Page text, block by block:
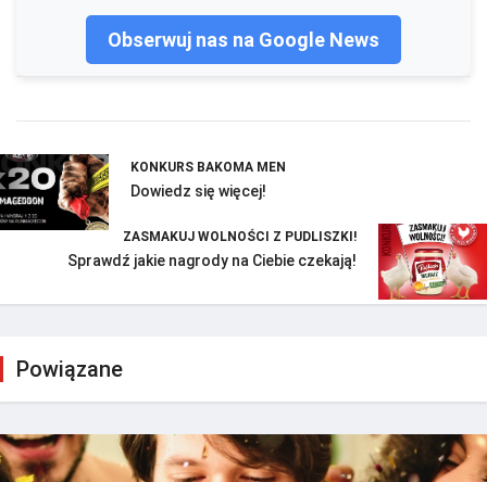
Obserwuj nas na Google News
KONKURS BAKOMA MEN
Dowiedz się więcej!
ZASMAKUJ WOLNOŚCI Z PUDLISZKI!
Sprawdź jakie nagrody na Ciebie czekają!
Powiązane